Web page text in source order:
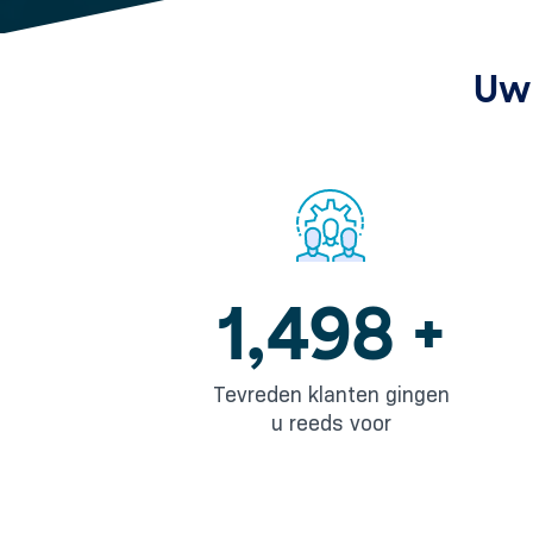
2,117+
Tevreden klanten gingen
u reeds voor